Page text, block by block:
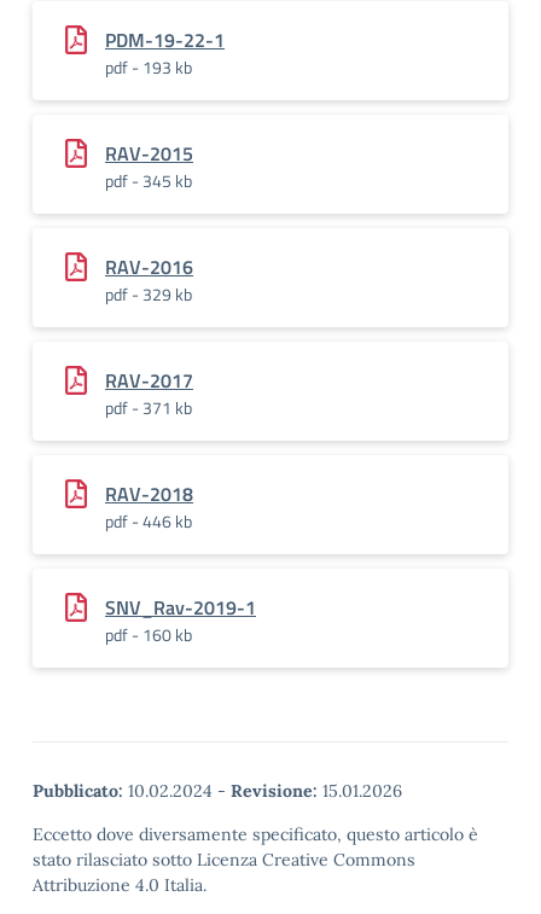
PDM-19-22-1
pdf - 193 kb
RAV-2015
pdf - 345 kb
RAV-2016
pdf - 329 kb
RAV-2017
pdf - 371 kb
RAV-2018
pdf - 446 kb
SNV_Rav-2019-1
pdf - 160 kb
Pubblicato: 10.02.2024 - Revisione: 15.01.2026
Eccetto dove diversamente specificato, questo articolo è
stato rilasciato sotto Licenza Creative Commons
Attribuzione 4.0 Italia.